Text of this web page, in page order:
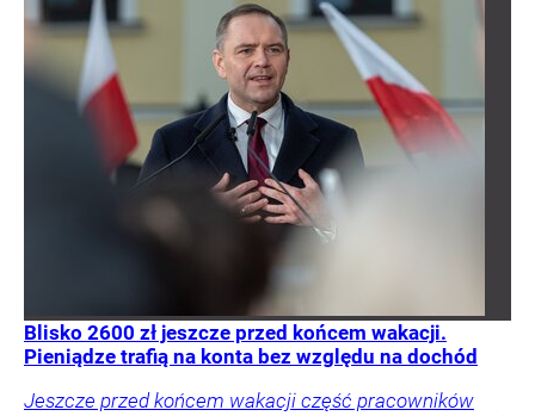
Blisko 2600 zł jeszcze przed końcem wakacji.
Pieniądze trafią na konta bez względu na dochód
Jeszcze przed końcem wakacji część pracowników